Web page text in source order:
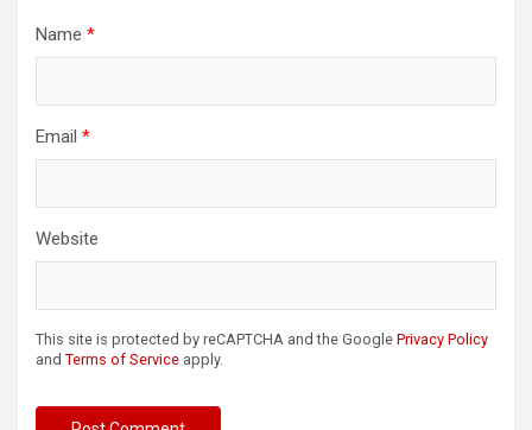
Name *
Email *
Website
This site is protected by reCAPTCHA and the Google Privacy Policy
and Terms of Service apply.